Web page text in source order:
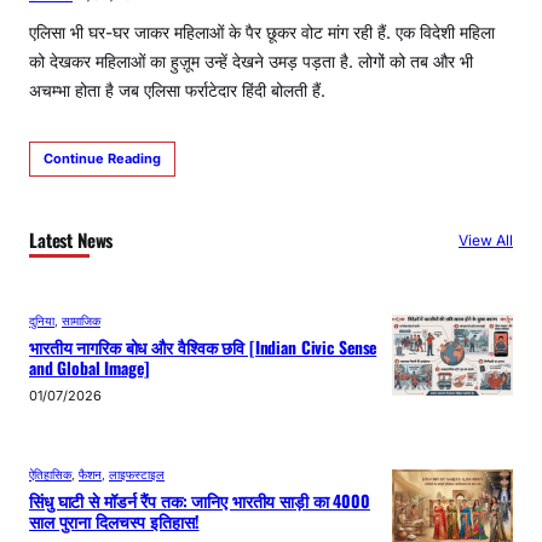
एलिसा भी घर-घर जाकर महिलाओं के पैर छूकर वोट मांग रही हैं. एक विदेशी महिला
को देखकर महिलाओं का हुज़ूम उन्हें देखने उमड़ पड़ता है. लोगों को तब और भी
अचम्भा होता है जब एलिसा फर्राटेदार हिंदी बोलती हैं.
Continue Reading
Latest News View All
दुनिया, सामाजिक
भारतीय नागरिक बोध और वैश्विक छवि [Indian Civic Sense
and Global Image]
01/07/2026
ऐतिहासिक, फैशन लाइफस्टाइल
सिंधु घाटी से मॉडर्न रैंप तक: जानिए भारतीय साड़ी का 4000
साल पुराना दिलचस्प इतिहास!